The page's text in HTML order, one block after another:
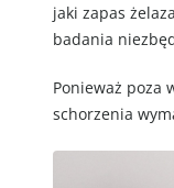
jaki zapas
badania
Ponieważ poza
schorzenia